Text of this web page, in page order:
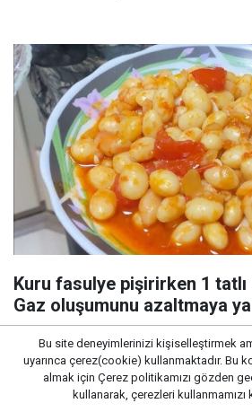
Kuru fasulye pişirirken 1 tatlı
Gaz oluşumunu azaltmaya
Bu site deneyimlerinizi kişiselleştirmek
uyarınca çerez(cookie) kullanmaktadır. Bu
almak için Çerez politikamızı gözden
kullanarak, çerezleri